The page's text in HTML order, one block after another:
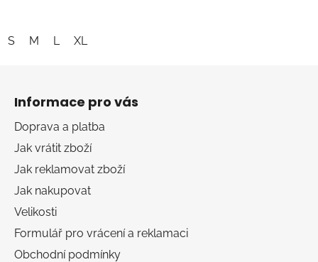
S M L XL
Informace pro vás
Doprava a platba
Jak vrátit zboží
Jak reklamovat zboží
Jak nakupovat
Velikosti
Formulář pro vrácení a reklamaci
Obchodní podmínky